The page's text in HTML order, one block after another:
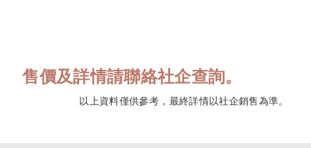
售價及詳情請聯絡社企查詢。
以上資料僅供參考，最終詳情以社企銷售為準。